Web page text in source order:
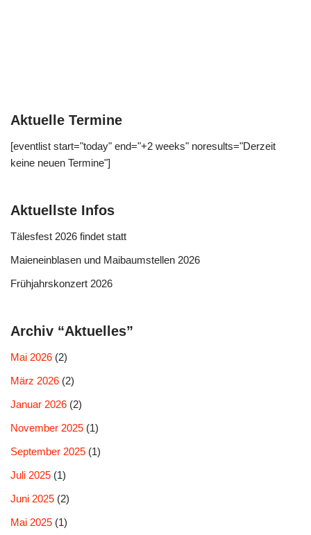
Aktuelle Termine
[eventlist start="today" end="+2 weeks" noresults="Derzeit
keine neuen Termine"]
Aktuellste Infos
Tälesfest 2026 findet statt
Maieneinblasen und Maibaumstellen 2026
Frühjahrskonzert 2026
Archiv “Aktuelles”
Mai 2026 (2)
März 2026 (2)
Januar 2026 (2)
November 2025 (1)
September 2025 (1)
Juli 2025 (1)
Juni 2025 (2)
Mai 2025 (1)